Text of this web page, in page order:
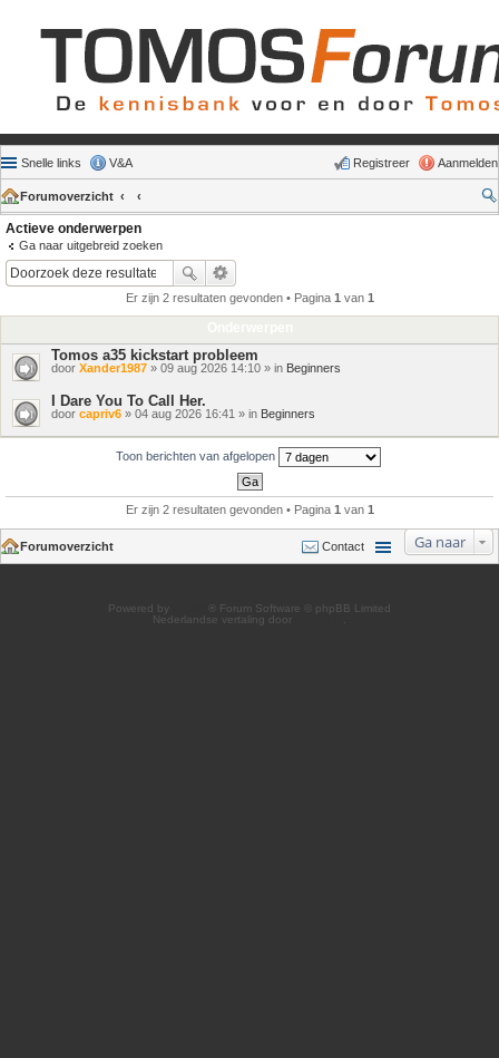
Snelle links V&A Aanmelden
Registreer
Forumoverzicht
Actieve onderwerpen
Ga naar uitgebreid zoeken
Er zijn 2 resultaten gevonden • Pagina 1 van 1
Tomos a35 kickstart probleem
door Xander1987 » 09 aug 2026 14:10 » in Beginners
I Dare You To Call Her.
door capriv6 » 04 aug 2026 16:41 » in Beginners
Toon berichten van afgelopen
Er zijn 2 resultaten gevonden • Pagina 1 van 1
Ga naar
Forumoverzicht Contact
Powered by
® Forum Software © phpBB Limited
Nederlandse vertaling door